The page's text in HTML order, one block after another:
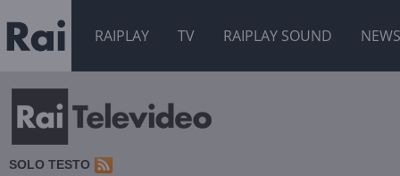
RAIPLAY TV RAIPLAY SOUND NEWS
SOLO TESTO